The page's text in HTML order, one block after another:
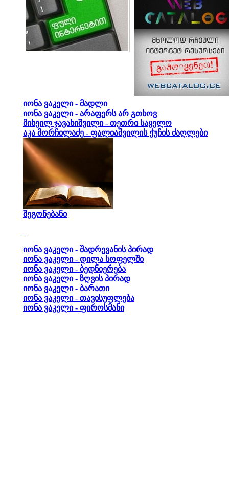
იონა ვაკელი - მადლი
იონა ვაკელი - არაფერს არ გთხოვ
მიხეილ ჯავახიშვილი - თეთრი საყელო
აკა მორჩილაძე - ფალიაშვილის ქუჩის ძაღლები
შეგონებანი
იონა ვაკელი - შადრევანის პირად
იონა ვაკელი - დილა სოფელში
იონა ვაკელი - ბედნიერება
იონა ვაკელი - ზღვის პირად
იონა ვაკელი - ბარათი
იონა ვაკელი - თავისუფლება
იონა ვაკელი - ფიროსმანი